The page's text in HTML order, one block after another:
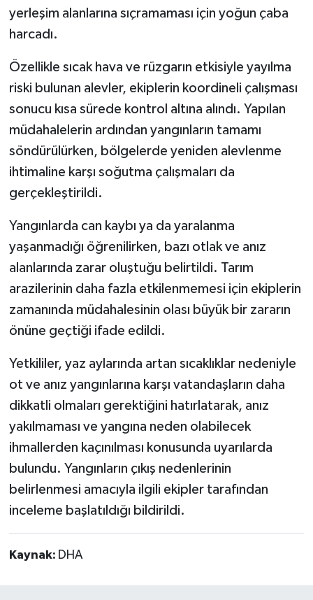
yerleşim alanlarına sıçramaması için yoğun çaba
harcadı.
Özellikle sıcak hava ve rüzgarın etkisiyle yayılma
riski bulunan alevler, ekiplerin koordineli çalışması
sonucu kısa sürede kontrol altına alındı. Yapılan
müdahalelerin ardından yangınların tamamı
söndürülürken, bölgelerde yeniden alevlenme
ihtimaline karşı soğutma çalışmaları da
gerçekleştirildi.
Yangınlarda can kaybı ya da yaralanma
yaşanmadığı öğrenilirken, bazı otlak ve anız
alanlarında zarar oluştuğu belirtildi. Tarım
arazilerinin daha fazla etkilenmemesi için ekiplerin
zamanında müdahalesinin olası büyük bir zararın
önüne geçtiği ifade edildi.
Yetkililer, yaz aylarında artan sıcaklıklar nedeniyle
ot ve anız yangınlarına karşı vatandaşların daha
dikkatli olmaları gerektiğini hatırlatarak, anız
yakılmaması ve yangına neden olabilecek
ihmallerden kaçınılması konusunda uyarılarda
bulundu. Yangınların çıkış nedenlerinin
belirlenmesi amacıyla ilgili ekipler tarafından
inceleme başlatıldığı bildirildi.
Kaynak: DHA